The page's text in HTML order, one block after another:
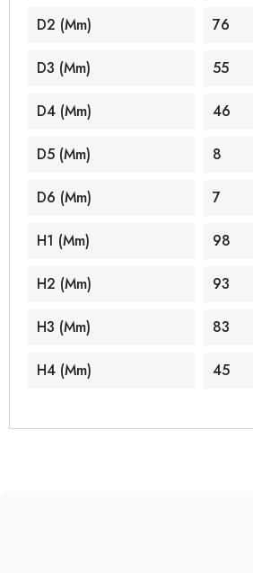
D2 (mm) 76
D3 (mm) 55
D4 (mm) 46
D5 (mm) 8
D6 (mm) 7
H1 (mm) 98
H2 (mm) 93
H3 (mm) 83
H4 (mm) 45